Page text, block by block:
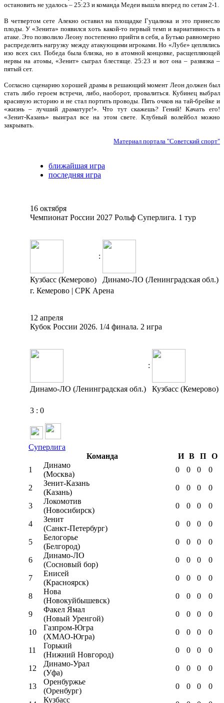
остановить не удалось – 25:23 и команда Медеи вышла вперед по сетам 2-1.
В четвертом сете Алекно оставил на площадке Гуцалюка и это принесло
плоды. У «Зенита» появился хоть какой-то первый темп и вариативность в
атаке. Это позволило Леону постепенно прийти в себя, а Бутько равномерно
распределить нагрузку между атакующими игроками. Но «Лубе» цеплялись
изо всех сил. Победа была близка, но в атомной концовке, расщепляющей
нервы на атомы, «Зенит» сыграл блестяще. 25:23 и вот она – развязка –
пятый сет.
Согласно сценарию хорошей драмы в решающий момент Леон должен был
стать либо героем встречи, либо, наоборот, провалиться. Кубинец выбрал
красивую историю и не стал портить проводы. Пять очков на тай-брейке и
«жизнь – лучший драматург!». Что тут скажешь? Гений! Качать его!
«Зенит-Казань» выиграл все на этом свете. Клубный волейбол можно
закрывать.
Материал портала "Советский спорт"
ближайшая игра
последняя игра
16 октября
Чемпионат России 2027 Рольф Суперлига. 1 тур
:
Кузбасс (Кемерово)
Динамо-ЛО (Ленинградская обл.)
г. Кемерово | СРК Арена
12 апреля
Кубок России 2026. 1/4 финала. 2 игра
:
Динамо-ЛО (Ленинградская обл.) Кузбасс (Кемерово)
3 : 0
Суперлига
Команда
И В П
О
1
Динамо
(Москва)
0 0 0 0
2
Зенит-Казань
(Казань)
0 0 0 0
3
Локомотив
(Новосибирск)
0 0 0 0
4
Зенит
(Санкт-Петербург)
0 0 0 0
5
Белогорье
(Белгород)
0 0 0 0
6
Динамо-ЛО
(Сосновый бор)
0 0 0 0
7
Енисей
(Красноярск)
0 0 0 0
8
Нова
(Новокуйбышевск)
0 0 0 0
9
Факел Ямал
(Новый Уренгой)
0 0 0 0
10
Газпром-Югра
(ХМАО-Югра)
0 0 0 0
11
Горький
(Нижний Новгород)
0 0 0 0
12
Динамо-Урал
(Уфа)
0 0 0 0
13
Оренбуржье
(Оренбург)
0 0 0 0
Кузбасс